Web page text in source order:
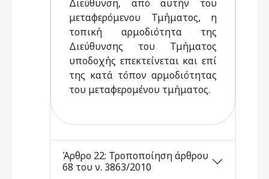
Διεύθυνση, από αυτήν του
μεταφερόμενου Τμήματος, η
τοπική αρμοδιότητα της
Διεύθυνσης του Τμήματος
υποδοχής επεκτείνεται και επί
της κατά τόπον αρμοδιότητας
του μεταφερομένου τμήματος.
Άρθρο 22: Τροποποίηση άρθρου
68 του ν. 3863/2010